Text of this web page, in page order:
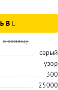
В
в розницу
серый
узор
300
25000